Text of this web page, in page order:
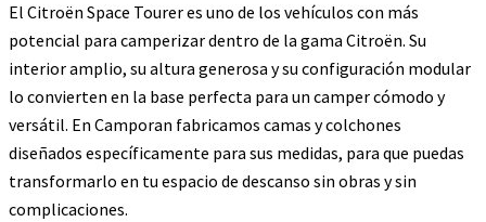
El Citroën Space Tourer es uno de los vehículos con más
potencial para camperizar dentro de la gama Citroën. Su
interior amplio, su altura generosa y su configuración modular
lo convierten en la base perfecta para un camper cómodo y
versátil. En Camporan fabricamos camas y colchones
diseñados específicamente para sus medidas, para que puedas
transformarlo en tu espacio de descanso sin obras y sin
complicaciones.